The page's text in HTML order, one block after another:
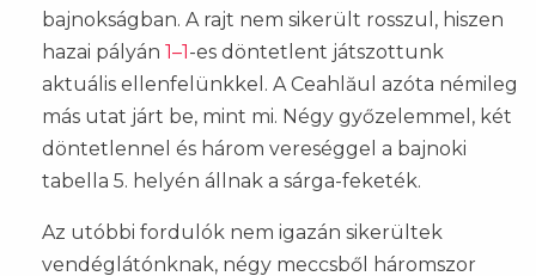
bajnokságban. A rajt nem sikerült rosszul, hiszen
hazai pályán 1–1-es döntetlent játszottunk
aktuális ellenfelünkkel. A Ceahlăul azóta némileg
más utat járt be, mint mi. Négy győzelemmel, két
döntetlennel és három vereséggel a bajnoki
tabella 5. helyén állnak a sárga-feketék.
Az utóbbi fordulók nem igazán sikerültek
vendéglátónknak, négy meccsből háromszor